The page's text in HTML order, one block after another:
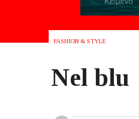
FASHION & STYLE
Nel blu